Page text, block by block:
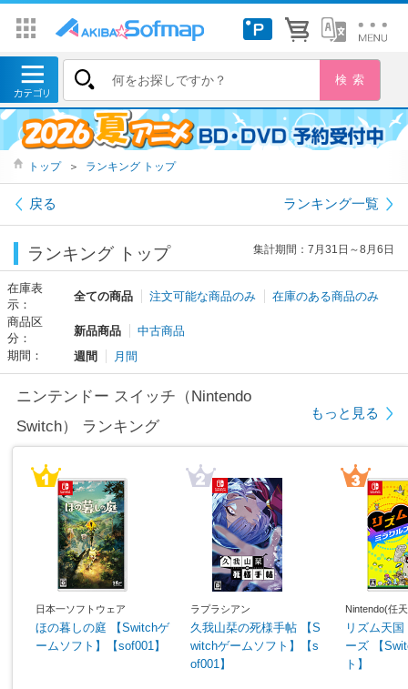
トップ ＞ ランキング トップ
戻る ランキング一覧
ランキング トップ 集計期間：7月31日～8月6日
在庫表
示：
全ての商品 注文可能な商品のみ
在庫のある商品のみ
商品区
分：
新品商品
中古商品
期間：
週間 月間
ニンテンドー スイッチ（Nintendo
Switch） ランキング
もっと見る
日本一ソフトウェア
ほの暮しの庭 【Switchゲ
ームソフト】【sof001】
ラプラシアン
久我山栞の死様手帖 【S
witchゲームソフト】【s
of001】
Nintendo(任
リズム天
ーズ 【
ト】